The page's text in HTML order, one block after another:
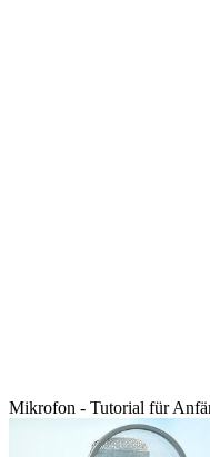
Mikrofon - Tutorial für